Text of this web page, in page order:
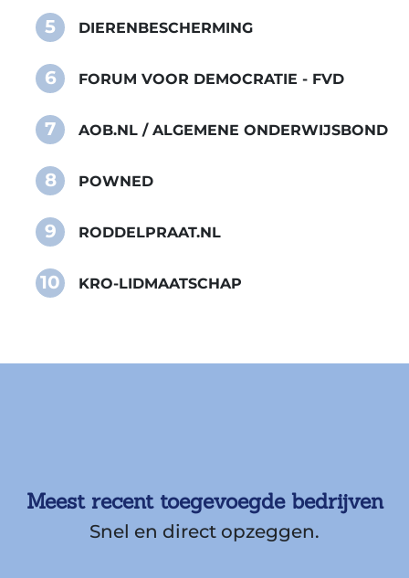
5 DIERENBESCHERMING
6 FORUM VOOR DEMOCRATIE - FVD
7 AOB.NL / ALGEMENE ONDERWIJSBOND
8 POWNED
9 RODDELPRAAT.NL
10 KRO-LIDMAATSCHAP
Meest recent toegevoegde bedrijven
Snel en direct opzeggen.